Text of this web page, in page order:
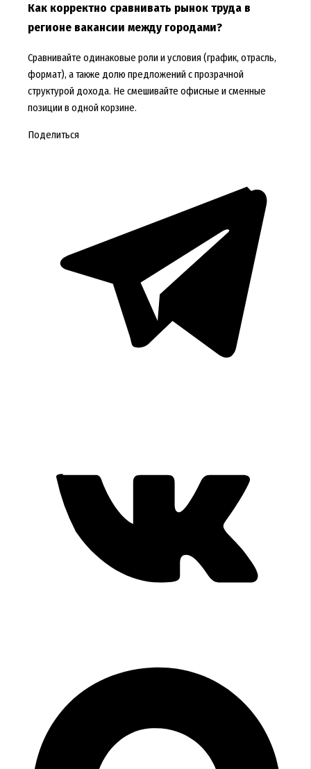
Как корректно сравнивать рынок труда в
регионе вакансии между городами?
Сравнивайте одинаковые роли и условия (график, отрасль,
формат), а также долю предложений с прозрачной
структурой дохода. Не смешивайте офисные и сменные
позиции в одной корзине.
Поделиться